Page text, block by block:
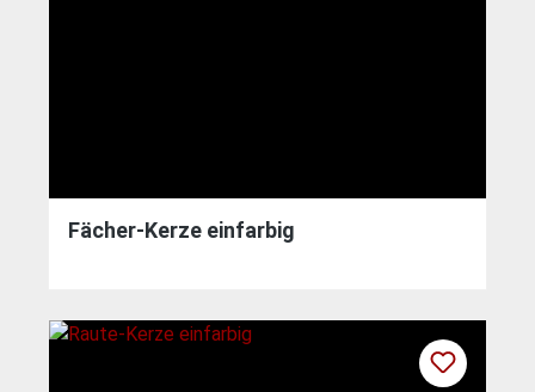
Fächer-Kerze einfarbig